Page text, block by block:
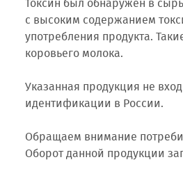
Токсин был обнаружен в
с высоким содержанием
употребления продукта.
коровьего молока.
Указанная продукция не
идентификации в России.
Обращаем внимание
Оборот данной продукции